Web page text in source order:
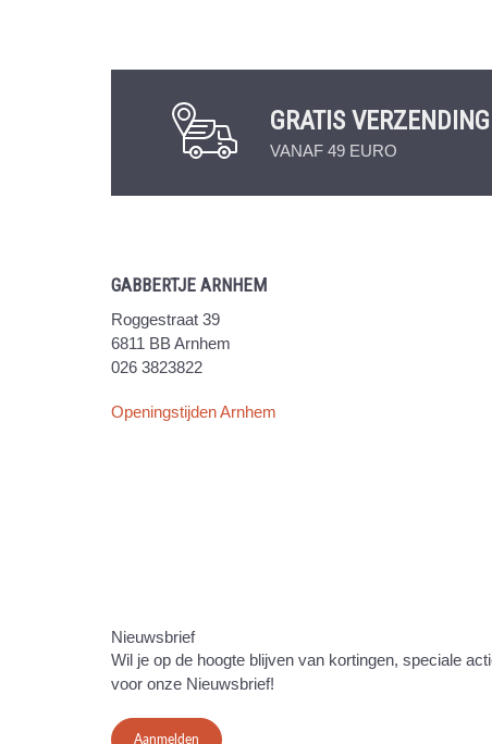
GRATIS VERZENDING
VANAF 49 EURO
GABBERTJE ARNHEM
Roggestraat 39
6811 BB Arnhem
026 3823822
Openingstijden Arnhem
Nieuwsbrief
Wil je op de hoogte blijven van kortingen, speciale
voor onze Nieuwsbrief!
Aanmelden